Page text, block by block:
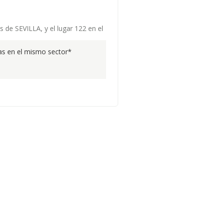
SEVILLA, y el lugar 122 en el
en el mismo sector*